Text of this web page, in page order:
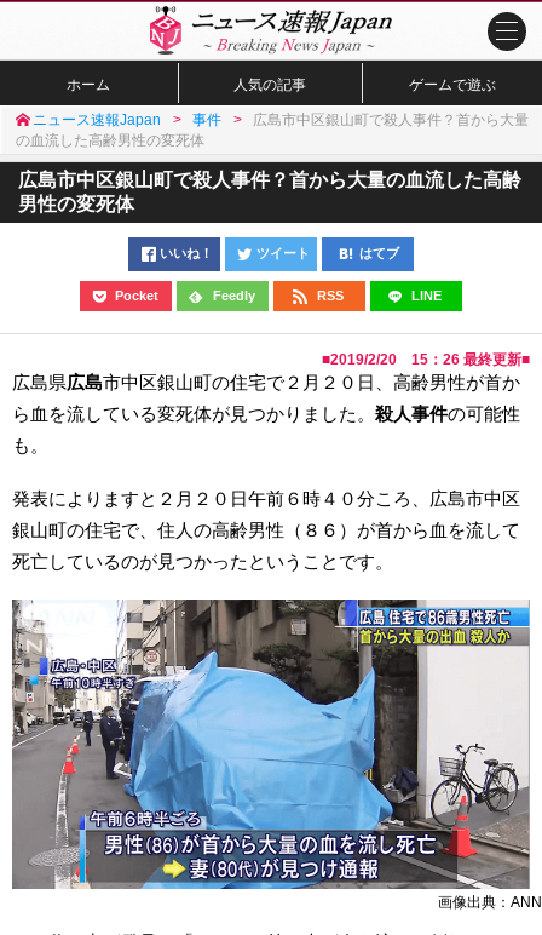
ホーム 人気の記事 ゲームで遊ぶ
ニュース速報Japan 事件
広島市中区銀山町で殺人事件？首から大量
の血流した高齢男性の変死体
広島市中区銀山町で殺人事件？首から大量の血流した高齢
男性の変死体
いいね！ ツイート はてブ
Pocket Feedly RSS LINE
■2019/2/20 15：26 最終更新■
広島県広島市中区銀山町の住宅で２月２０日、高齢男性が首か
ら血を流している変死体が見つかりました。 殺人事件の可能性
も。
発表によりますと２月２０日午前６時４０分ころ、広島市中区
銀山町の住宅で、住人の高齢男性（８６）が首から血を流して
死亡しているのが見つかったということです。
画像出典：ANN